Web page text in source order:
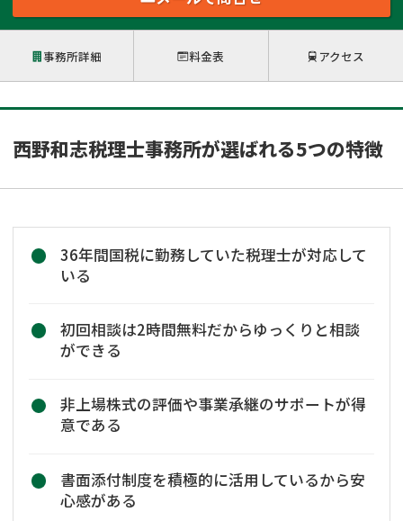
事務所詳細 料金表 アクセス
西野和志税理士事務所が選ばれる5つの特徴
36年間国税に勤務していた税理士が対応して
いる
初回相談は2時間無料だからゆっくりと相談
ができる
非上場株式の評価や事業承継のサポートが得
意である
書面添付制度を積極的に活用しているから安
心感がある